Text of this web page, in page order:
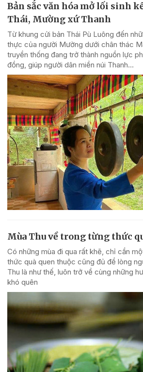
Bản sắc văn hóa mở lối sinh
Thái, Mường xứ Thanh
Từ khung cửi bản Thái Pù Luông đến
thực của người Mường dưới chân thác
truyền thống đang trở thành nguồn lực
đồng, giúp người dân miền núi Thanh...
Mùa Thu về trong từng thức
Có những mùa đi qua rất khẽ, chỉ cần
thức quà quen thuộc cũng đủ để lòng
Thu là như thế, luôn trở về cùng những
khó quên